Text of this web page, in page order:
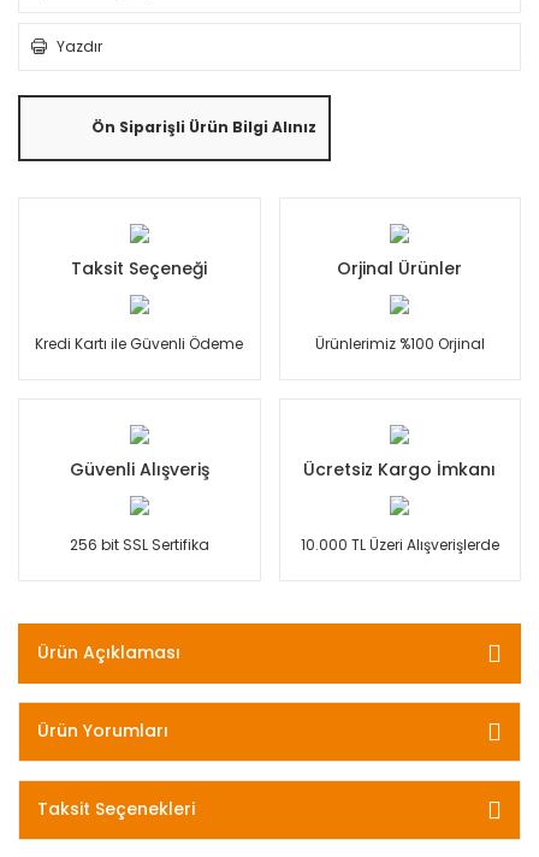
Yazdır
Ön Siparişli Ürün Bilgi Alınız
Taksit Seçeneği
Kredi Kartı ile Güvenli Ödeme
Orjinal Ürünler
Ürünlerimiz %100 Orjinal
Güvenli Alışveriş
256 bit SSL Sertifika
Ücretsiz Kargo İmkanı
10.000 TL Üzeri Alışverişlerde
Ürün Açıklaması
Ürün Yorumları
Taksit Seçenekleri